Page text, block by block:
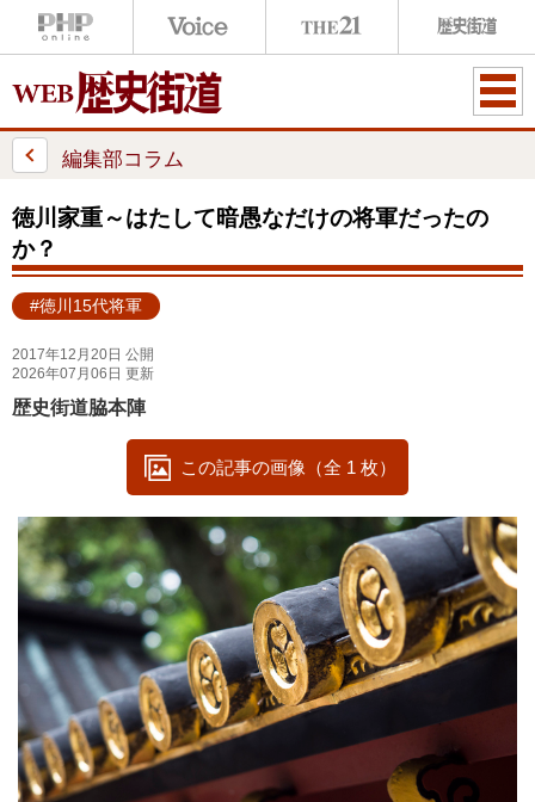
ME
編集部コラム
徳川家重～はたして暗愚なだけの将軍だったの
か？
#徳川15代将軍
2017年12月20日 公開
2026年07月06日 更新
歴史街道脇本陣
この記事の画像（全 1 枚）